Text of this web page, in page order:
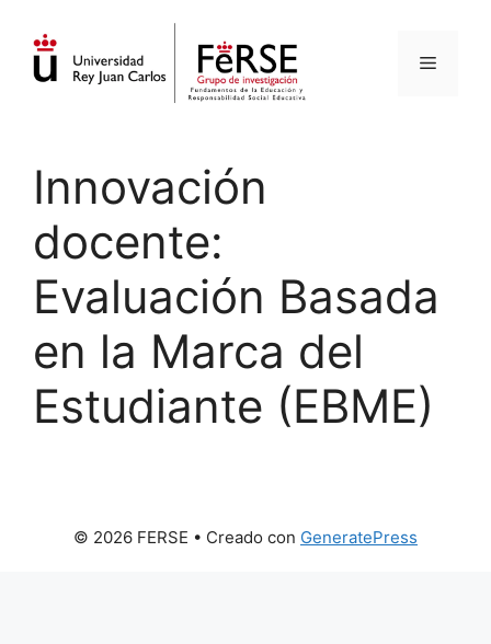
contenido
Menú
Innovación
docente:
Evaluación Basada
en la Marca del
Estudiante (EBME)
© 2026 FERSE • Creado con GeneratePress